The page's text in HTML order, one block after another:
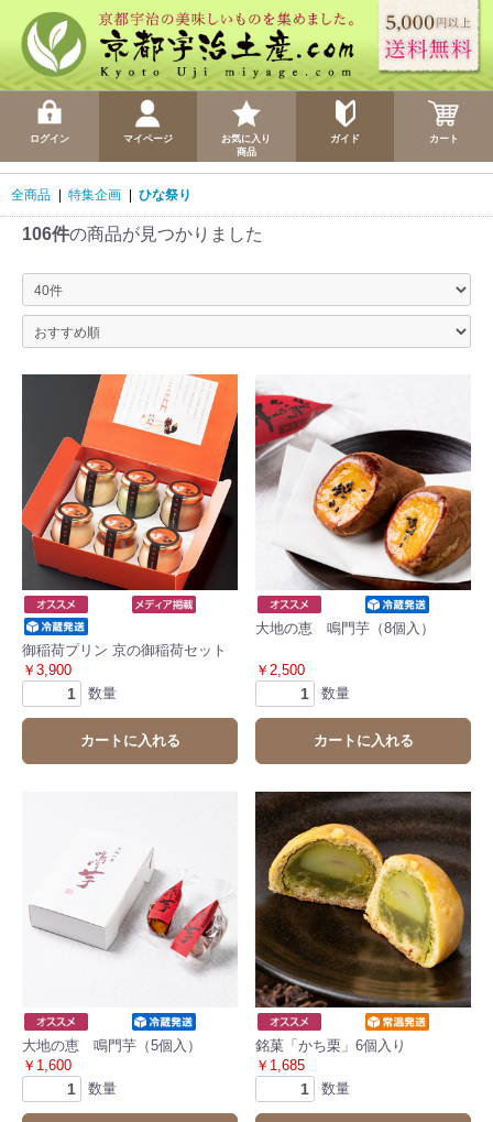
ログイン マイページ
お気に入り
商品
ガイド カート
全商品 特集企画 ひな祭り
106件の商品が見つかりました
御稲荷プリン 京の御稲荷セット
￥3,900
数量
カートに入れる
大地の恵 鳴門芋（8個入）
￥2,500
数量
カートに入れる
大地の恵 鳴門芋（5個入）
￥1,600
数量
銘菓「かち栗」6個入り
￥1,685
数量